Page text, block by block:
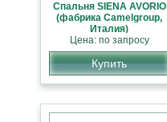
Cпальня SIENA AVORIO
(фабрика Camelgroup,
Италия)
Цена: по запросу
Купить